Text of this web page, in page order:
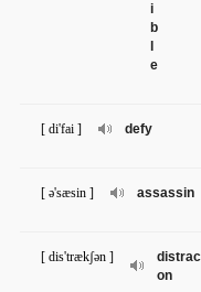
i
b
e
defy
[ di'fai ]
assassin
[ ə'sæsin ]
on
[ dis'trækʃən ]